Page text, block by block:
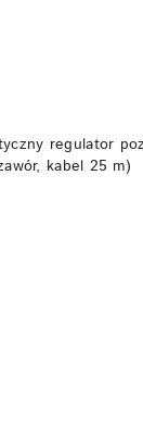
regulator
kabel 25 m)